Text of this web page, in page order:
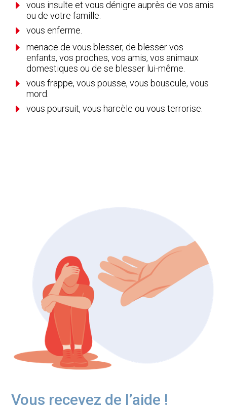
E
vous insulte et vous dénigre auprès de vos amis
ou de votre famille.
E vous enferme.
E
menace de vous blesser, de blesser vos
enfants, vos proches, vos amis, vos animaux
domestiques ou de se blesser lui-même.
E
vous frappe, vous pousse, vous bouscule, vous
mord.
E vous poursuit, vous harcèle ou vous terrorise.
Vous recevez de l’aide !